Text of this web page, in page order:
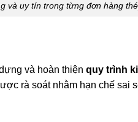
và uy tín trong từng đơn hàng
và hoàn thiện quy trình
rà soát nhằm hạn chế sai